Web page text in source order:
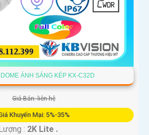
ÁNH SÁNG KÉP KX-C32D
Giá Bán: liên hệ
Khuyến Mại: 5%-35%
: 2K Lite .